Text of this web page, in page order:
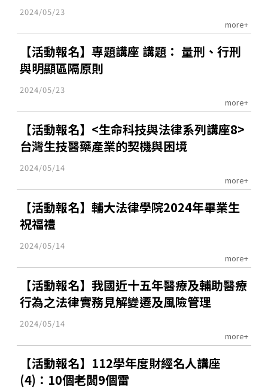
2024/05/23
more+
【活動報名】專題講座 講題： 量刑、行刑
與明顯區隔原則
2024/05/23
more+
【活動報名】<生命科技與法律系列講座8>
台灣生技醫藥產業的契機與困境
2024/05/14
more+
【活動報名】輔大法律學院2024年畢業生
祝福禮
2024/05/14
more+
【活動報名】我國近十五年醫療及輔助醫療
行為之法律實務見解變遷及風險管理
2024/05/14
more+
【活動報名】112學年度財經名人講座
(4)：10個老闆9個雷